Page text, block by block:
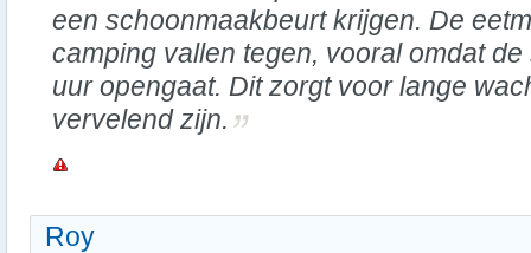
een schoonmaakbeurt krijgen. De
camping vallen tegen, vooral omdat
uur opengaat. Dit zorgt voor lange
vervelend zijn.
Roy